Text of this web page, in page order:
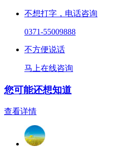
不想打字，电话咨询
0371-55009888
不方便说话
马上在线咨询
您可能还想知道
查看详情